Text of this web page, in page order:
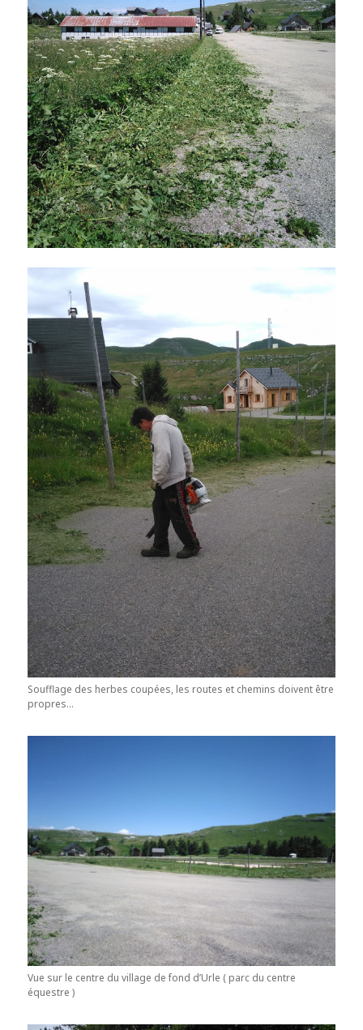
Soufflage des herbes coupées, les routes et chemins doivent être
propres…
Vue sur le centre du village de fond d’Urle ( parc du centre
équestre )